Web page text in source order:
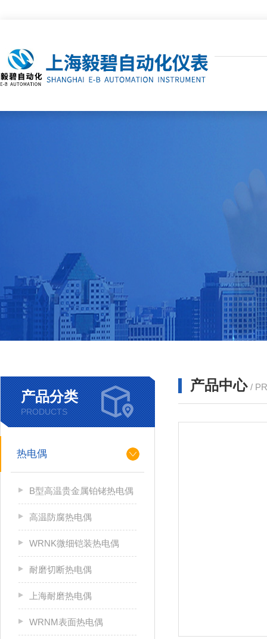
产品分类
PRODUCTS
热电偶
B型高温贵金属铂铑热电偶
高温防腐热电偶
WRNK微细铠装热电偶
耐磨切断热电偶
上海耐磨热电偶
WRNM表面热电偶
产品中心 /